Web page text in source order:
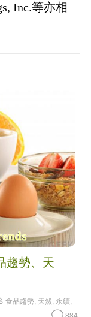
Inc.等亦相
趨勢、天
食品趨勢, 天然, 永續,